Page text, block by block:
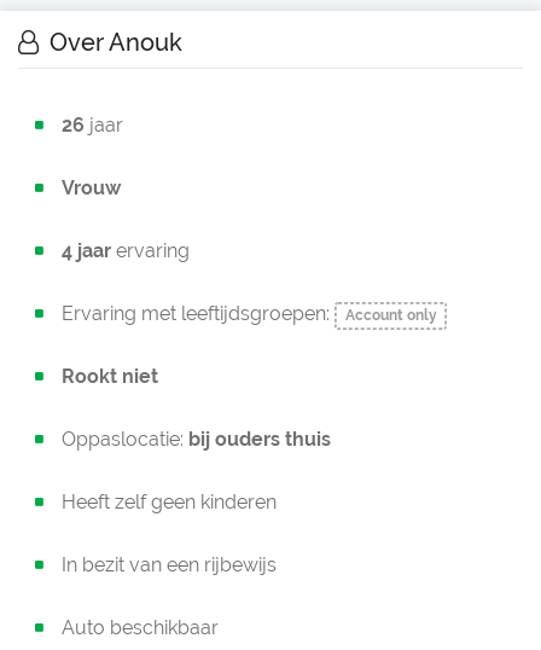
Over Anouk
26 jaar
Vrouw
4 jaar ervaring
Ervaring met leeftijdsgroepen: Account only
Rookt niet
Oppaslocatie: bij ouders thuis
Heeft zelf geen kinderen
In bezit van een rijbewijs
Auto beschikbaar